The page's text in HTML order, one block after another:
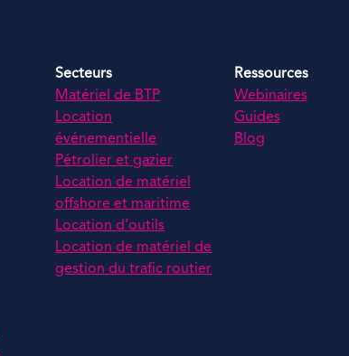
Secteurs
Matériel de BTP
Location
événementielle
Pétrolier et gazier
Location de matériel
offshore et maritime
Location d’outils
Location de matériel de
gestion du trafic routier
Ressources
Webinaires
Guides
Blog